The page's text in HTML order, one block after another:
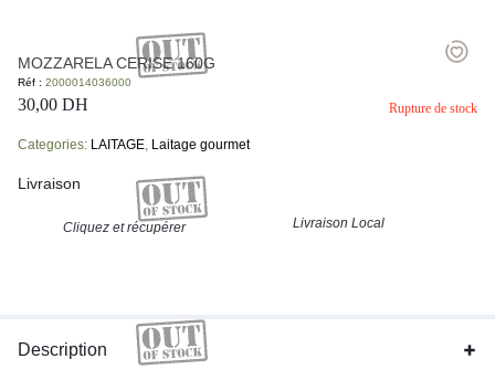
MOZZARELA CERISE 160G
Réf : 2000014036000
30,00 DH Rupture de stock
Categories: LAITAGE, Laitage gourmet
Livraison
Cliquez et récupérer Livraison Local
Description